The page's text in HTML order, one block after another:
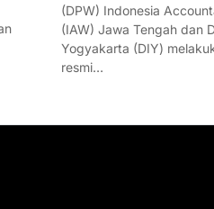
(DPW) Indonesia
(IAW) Jawa Tengah dan
Yogyakarta (DIY)
resmi…